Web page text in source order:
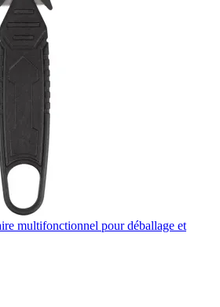
multifonctionnel pour déballage et